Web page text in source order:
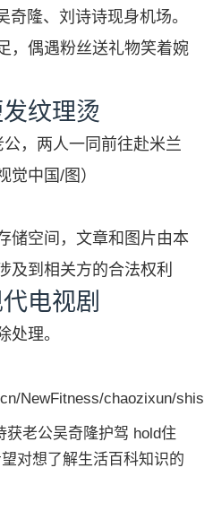
隆、刘诗诗现身机场。
，偶遇粉丝送礼物笑着婉
纹理烫
，两人一同前往赴米兰
觉中国/图）
储空间，文章和图片由本
及到相关方的合法权利
电视剧
处理。
NewFitness/chaozixun/
老公吴奇隆护驾 hold住
对想了解生活百科知识的